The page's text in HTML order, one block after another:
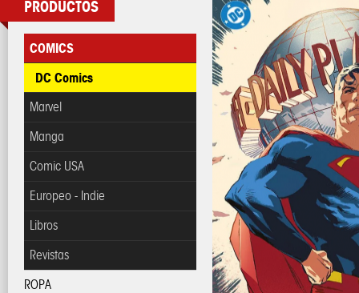
PRODUCTOS
COMICS
DC Comics
Marvel
Manga
Comic USA
Europeo - Indie
Libros
Revistas
ROPA